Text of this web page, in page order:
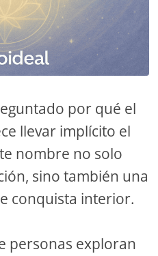
por qué el
llevar implícito el
nombre no solo
sino también una
conquista interior.
personas exploran